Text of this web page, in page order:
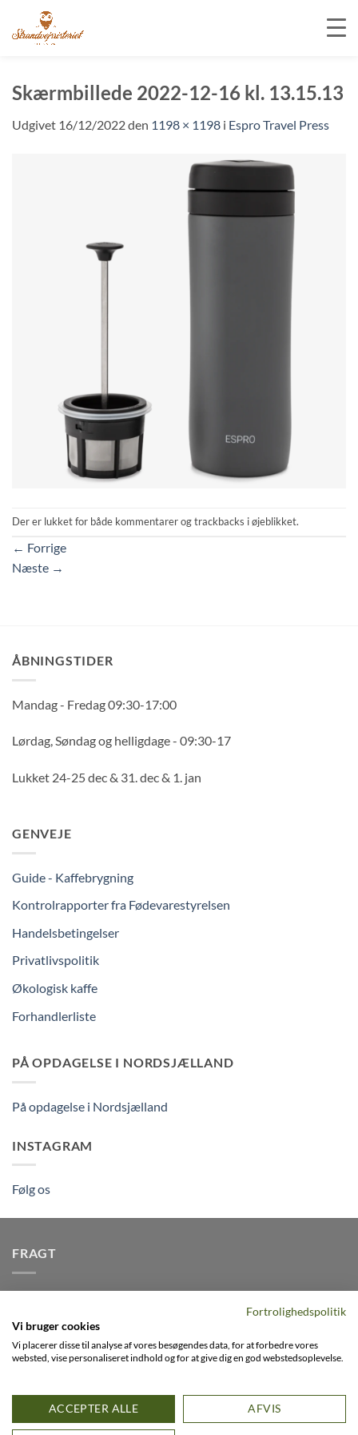
indhold
Skærmbillede 2022-12-16 kl. 13.15.13
Udgivet 16/12/2022den 1198 × 1198 i Espro Travel Press
Der er lukket for både kommentarer og trackbacks i øjeblikket.
← Forrige
Næste →
ÅBNINGSTIDER
Mandag - Fredag 09:30-17:00
Lørdag, Søndag og helligdage - 09:30-17
Lukket 24-25 dec & 31. dec & 1. jan
GENVEJE
Guide - Kaffebrygning
Kontrolrapporter fra Fødevarestyrelsen
Handelsbetingelser
Privatlivspolitik
Økologisk kaffe
Forhandlerliste
PÅ OPDAGELSE I NORDSJÆLLAND
På opdagelse i Nordsjælland
INSTAGRAM
Følg os
FRAGT
på alle pakker - Husk der er fri
levering på alle ordre over DKK395
Visa PayPal Stripe MasterCard
Cash
FACEBOOK INSTAGRAM VIMEO 0
Fortrolighedspolitik
Vi bruger cookies
Vi placerer disse til analyse af vores besøgendes data, for at forbedre vores
websted, vise personaliseret indhold og for at give dig en god webstedsoplevelse.
ACCEPTER ALLE AFVIS